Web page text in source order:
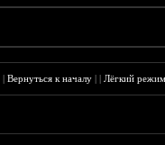
|Вернуться к началу ||Лёгкий